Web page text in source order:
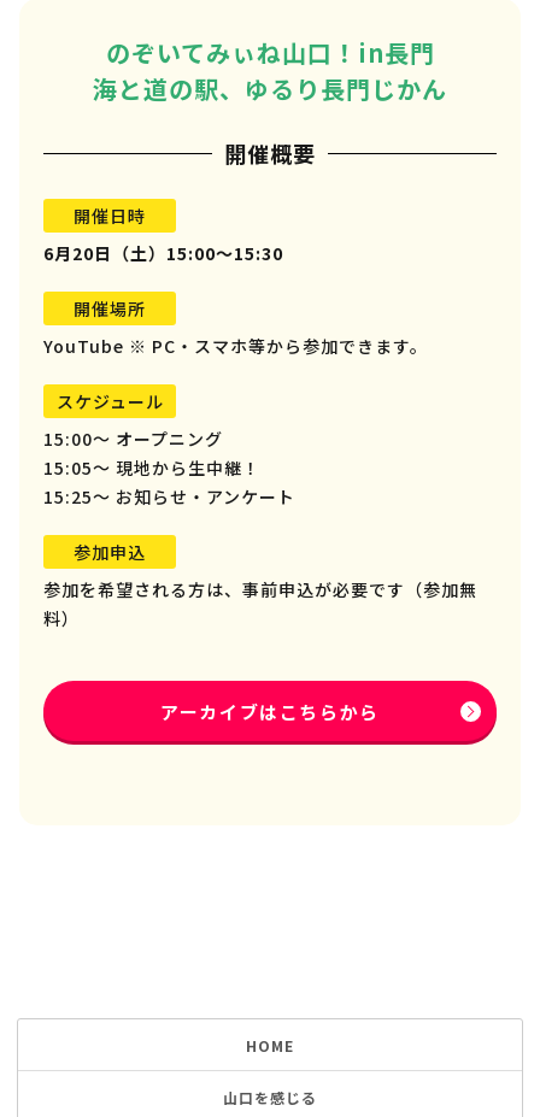
のぞいてみぃね山口！in長門
海と道の駅、ゆるり長門じかん
開催概要
開催日時
6月20日（土）15:00〜15:30
開催場所
YouTube ※ PC・スマホ等から参加できます。
スケジュール
15:00〜 オープニング
15:05〜 現地から生中継！
15:25〜 お知らせ・アンケート
参加申込
参加を希望される方は、事前申込が必要です（参加無
料）
アーカイブはこちらから
HOME
山口を感じる